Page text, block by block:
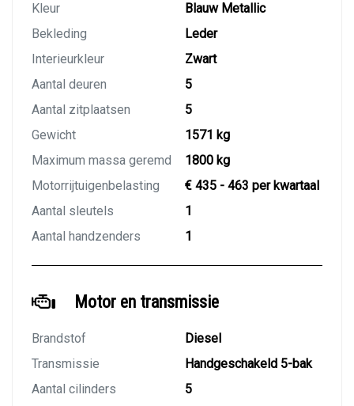
Kleur
Blauw Metallic
Bekleding
Leder
Interieurkleur
Zwart
Aantal deuren
5
Aantal zitplaatsen
5
Gewicht
1571 kg
Maximum massa geremd
1800 kg
Motorrijtuigenbelasting
€ 435 - 463 per kwartaal
Aantal sleutels
1
Aantal handzenders
1
Motor en transmissie
Brandstof
Diesel
Transmissie
Handgeschakeld 5-bak
Aantal cilinders
5